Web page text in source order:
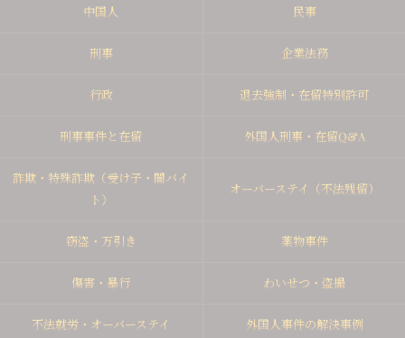
中国人 民事
刑事 企業法務
行政 退去強制・在留特別許可
刑事事件と在留 外国人刑事・在留Q&A
詐欺・特殊詐欺（受け子・闇バイ
ト）
オーバーステイ（不法残留）
窃盗・万引き 薬物事件
傷害・暴行 わいせつ・盗撮
不法就労・オーバーステイ 外国人事件の解決事例